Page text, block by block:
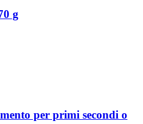
g
per primi secondi o